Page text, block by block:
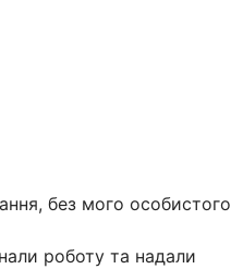
без мого особистого
роботу та надали